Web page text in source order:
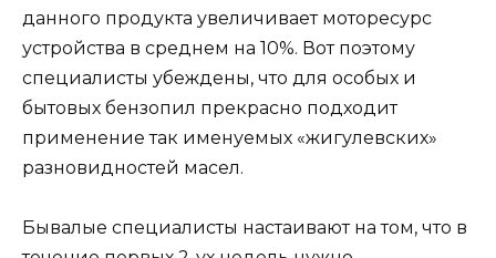
данного продукта увеличивает моторесурс
устройства в среднем на 10%. Вот поэтому
специалисты убеждены, что для особых и
бытовых бензопил прекрасно подходит
применение так именуемых «жигулевских»
разновидностей масел.
Бывалые специалисты настаивают на том, что в